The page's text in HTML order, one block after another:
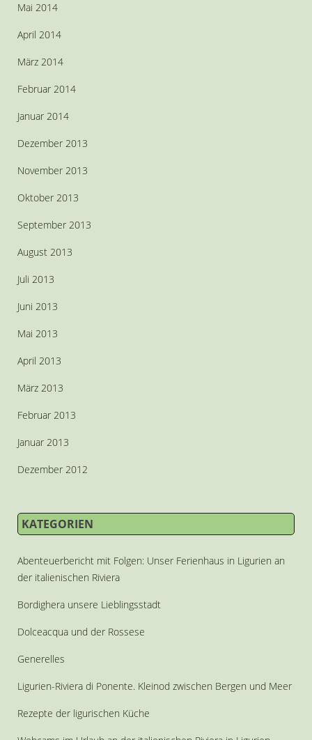
Mai 2014
April 2014
März 2014
Februar 2014
Januar 2014
Dezember 2013
November 2013
Oktober 2013
September 2013
August 2013
Juli 2013
Juni 2013
Mai 2013
April 2013
März 2013
Februar 2013
Januar 2013
Dezember 2012
KATEGORIEN
Abenteuerbericht mit Folgen: Unser Ferienhaus in Ligurien an
der italienischen Riviera
Bordighera unsere Lieblingsstadt
Dolceacqua und der Rossese
Generelles
Ligurien-Riviera di Ponente. Kleinod zwischen Bergen und Meer
Rezepte der ligurischen Küche